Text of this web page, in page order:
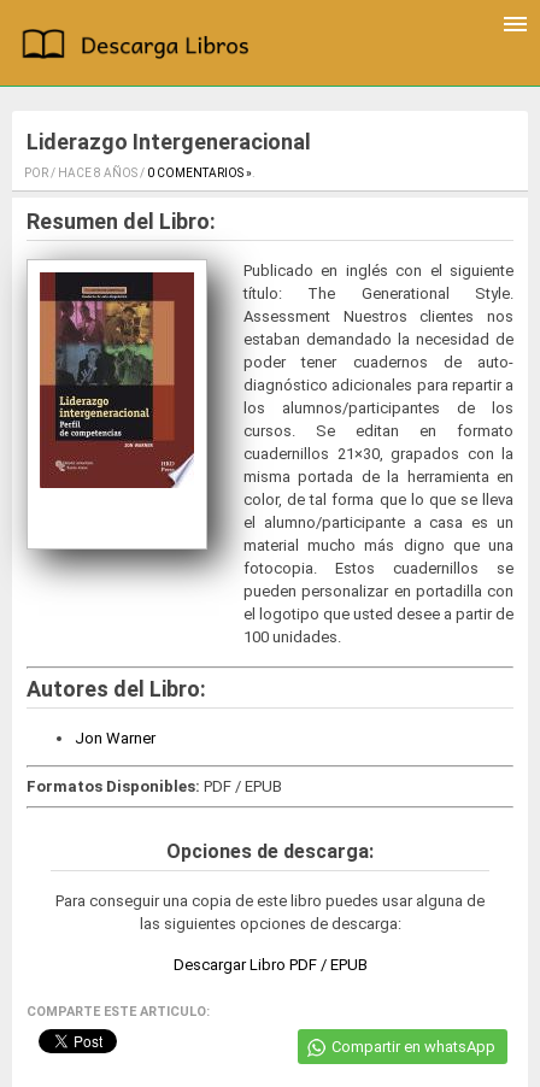
Liderazgo Intergeneracional
POR / HACE 8 AÑOS / 0 COMENTARIOS ».
Resumen del Libro:
Publicado en inglés con el siguiente
título: The Generational Style.
Assessment Nuestros clientes nos
estaban demandado la necesidad de
poder tener cuadernos de auto-
diagnóstico adicionales para repartir a
los alumnos/participantes de los
cursos. Se editan en formato
cuadernillos 21×30, grapados con la
misma portada de la herramienta en
color, de tal forma que lo que se lleva
el alumno/participante a casa es un
material mucho más digno que una
fotocopia. Estos cuadernillos se
pueden personalizar en portadilla con
el logotipo que usted desee a partir de
100 unidades.
Autores del Libro:
Jon Warner
Formatos Disponibles: PDF / EPUB
Opciones de descarga:
Para conseguir una copia de este libro puedes usar alguna de
las siguientes opciones de descarga:
Descargar Libro PDF / EPUB
COMPARTE ESTE ARTICULO:
Compartir en whatsApp